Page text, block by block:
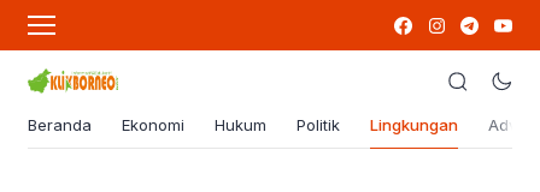
Beranda Ekonomi Hukum Politik Lingkungan